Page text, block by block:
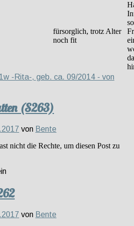
fürsorglich, trotz Alter
noch fit
-Rita-, geb. ca. 09/2014 - von
(S263)
von Bente
nicht die Rechte, um diesen Post zu
von Bente